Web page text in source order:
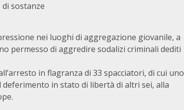
sostanze
nei luoghi di aggregazione giovanile, a
permesso di aggredire sodalizi criminali dediti
in flagranza di 33 spacciatori, di cui uno
in stato di libertà di altri sei, alla